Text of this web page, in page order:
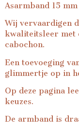
Asarmband 15
Wij vervaardigen
kwaliteitsleer met
cabochon.
Een toevoeging
glimmertje op in
Op deze pagina
keuzes.
De armband is